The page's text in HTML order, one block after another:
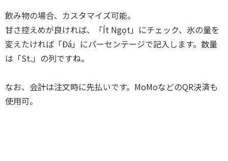
飲み物の場合、カスタマイズ可能。
甘さ控えめが良ければ、「Ít Ngọt」にチェック、氷の量を
変えたければ「Đá」にパーセンテージで記入します。数量
は「St.」の列ですね。
なお、会計は注文時に先払いです。MoMoなどのQR決済も
使用可。